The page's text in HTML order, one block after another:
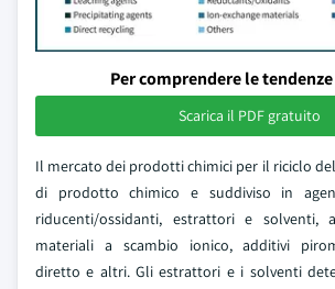
Per comprendere le
Scarica il PDF gratuito
Il mercato dei prodotti chimici per il riciclo
di prodotto chimico e suddiviso in
riducenti/ossidanti, estrattori e solventi,
materiali a scambio ionico, additivi
diretto e altri. Gli estrattori e i solventi